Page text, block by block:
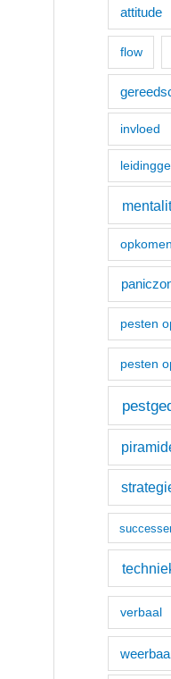
r
attitude
flow
invloed
pesten
pesten
verbaal